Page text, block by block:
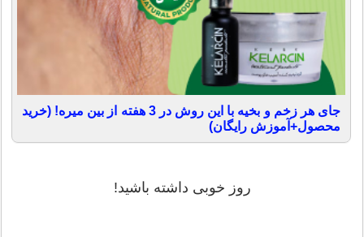
جای هر زخم و بخیه با این روش در 3 هفته از بین میره! (خرید
محصول+آموزش رایگان)
روز خوبی داشته باشید!